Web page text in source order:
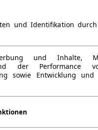
km/Jahr:5.000 Benzin 122 PS
Van / Kleinbus4 Türen
· CO2-Klasse E
und Identifikation
und Inhalte,
der Performance
sowie Entwicklung und